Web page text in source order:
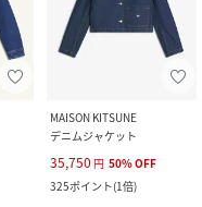
MAISON KITSUNE
デニムジャケット
35,750 円 50%OFF
325ポイント(1倍)